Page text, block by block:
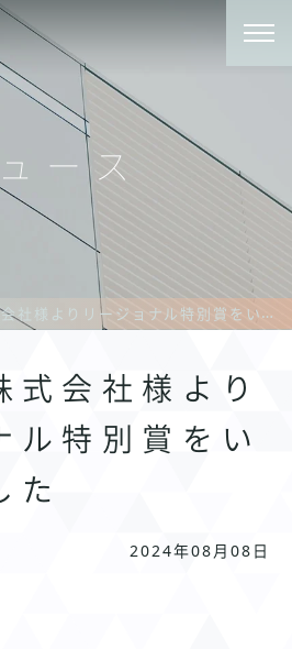
ース
よりリージョナル特別賞をいただきました
式会社様より
ル特別賞をい
た
2024年08月08日